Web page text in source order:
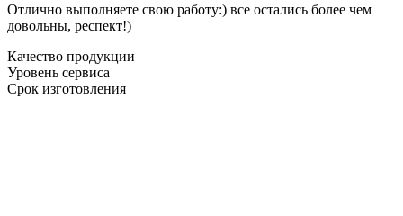
Отлично выполняете свою работу:) все остались более чем
довольны, респект!)
Качество продукции
Уровень сервиса
Срок изготовления